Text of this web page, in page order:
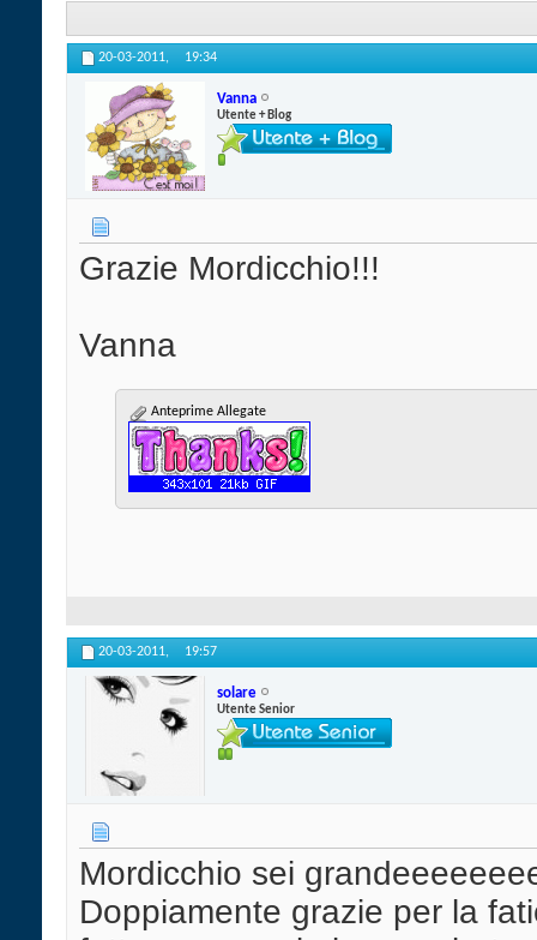
20-03-2011, 19:34
Vanna
Utente + Blog
Grazie Mordicchio!!!
Vanna
Anteprime Allegate
20-03-2011, 19:57
solare
Utente Senior
Mordicchio sei
Doppiamente grazie per la